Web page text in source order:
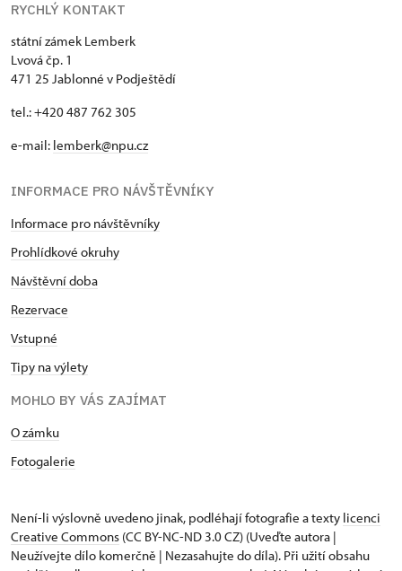
RYCHLÝ KONTAKT
státní zámek Lemberk
Lvová čp. 1
471 25 Jablonné v Podještědí
tel.: +420 487 762 305
e-mail: lemberk@npu.cz
INFORMACE PRO NÁVŠTĚVNÍKY
Informace pro návštěvníky
Prohlídkové okruhy
Návštěvní doba
Rezervace
Vstupné
Tipy na výlety
MOHLO BY VÁS ZAJÍMAT
O zámku
Fotogalerie
Není-li výslovně uvedeno jinak, podléhají fotografie a texty licenci
Creative Commons (CC BY-NC-ND 3.0 CZ) (Uveďte autora |
Neužívejte dílo komerčně | Nezasahujte do díla). Při užití obsahu